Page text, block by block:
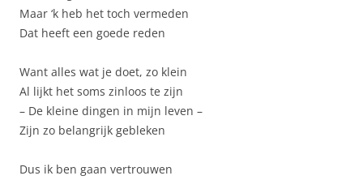
Maar ‘k heb het toch vermeden
Dat heeft een goede reden
Want alles wat je doet, zo klein
Al lijkt het soms zinloos te zijn
– De kleine dingen in mijn leven –
Zijn zo belangrijk gebleken
Dus ik ben gaan vertrouwen